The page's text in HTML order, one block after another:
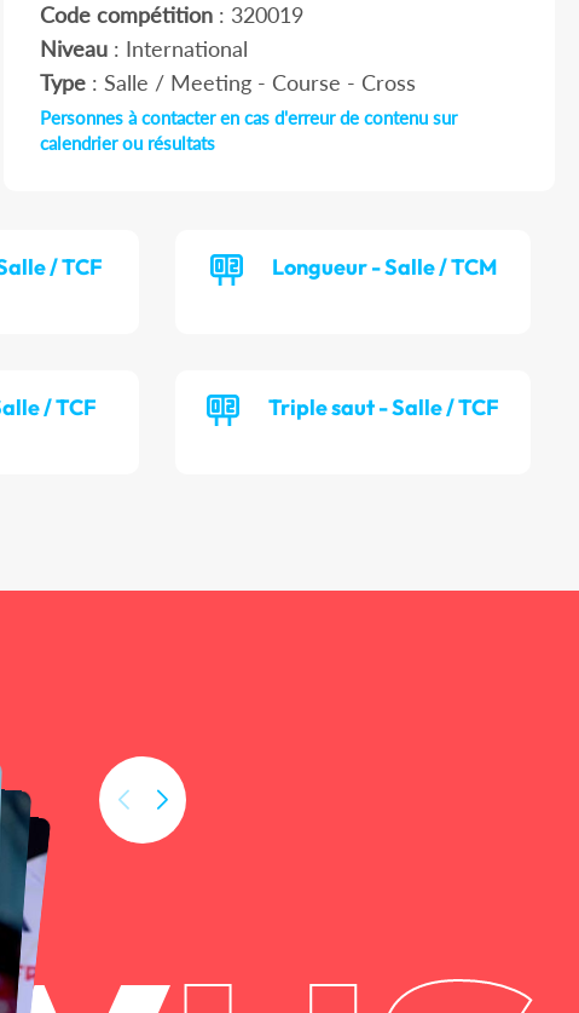
Code compétition: 320019
Niveau: International
Type: Salle / Meeting - Course - Cross
Personnes à contacter en cas d'erreur de contenu sur
calendrier ou résultats
/ TCF Longueur - Salle / TCM
/ TCF Triple saut - Salle / TCF